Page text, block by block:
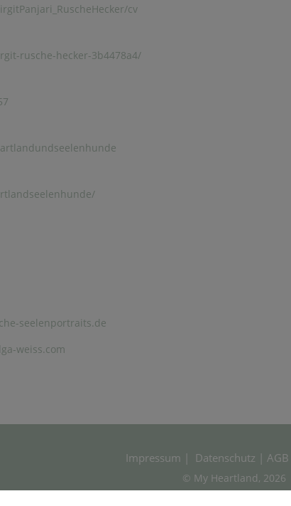
cv
rusche-hecker-3b4478a4/
seelenportraits.de
weiss.com
Impressum | Datenschutz | AGB
© My Heartland, 2026